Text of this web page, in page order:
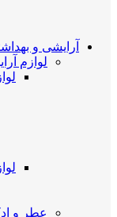
آرایشی و
لوازم
عطر و